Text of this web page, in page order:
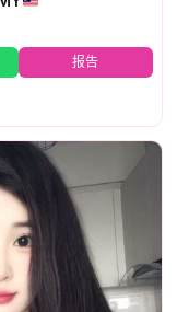
报告